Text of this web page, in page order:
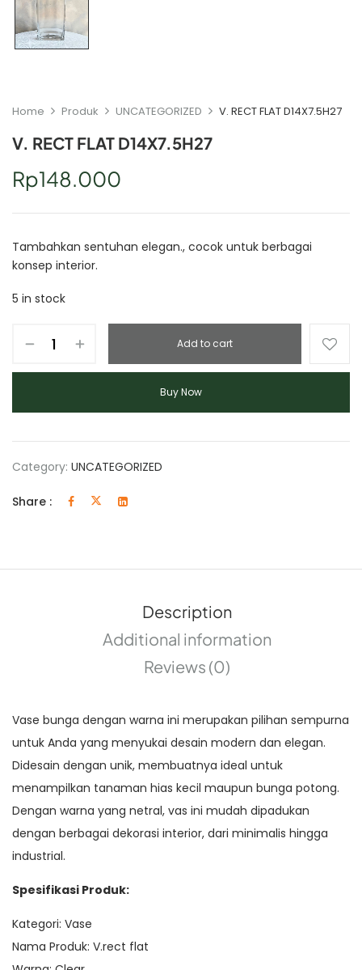
Home Produk UNCATEGORIZED V. RECT FLAT D14X7.5H27
V. RECT FLAT D14X7.5H27
Rp148.000
Tambahkan sentuhan elegan., cocok untuk berbagai
konsep interior.
5 in stock
Add to cart
Buy Now
Category: UNCATEGORIZED
Share :
Description
Additional information
Reviews (0)
Vase bunga dengan warna ini merupakan pilihan sempurna
untuk Anda yang menyukai desain modern dan elegan.
Didesain dengan unik, membuatnya ideal untuk
menampilkan tanaman hias kecil maupun bunga potong.
Dengan warna yang netral, vas ini mudah dipadukan
dengan berbagai dekorasi interior, dari minimalis hingga
industrial.
Spesifikasi Produk:
Kategori: Vase
Nama Produk: V.rect flat